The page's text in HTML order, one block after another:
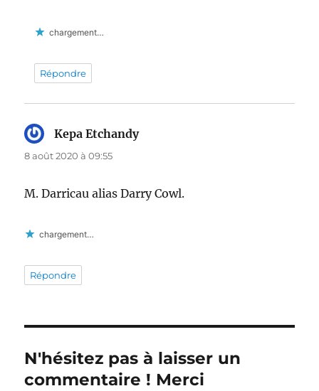
chargement…
Répondre
Kepa Etchandydit :
8 août 2020 à 09:55
M. Darricau alias Darry Cowl.
chargement…
Répondre
N'hésitez pas à laisser un
commentaire ! Merci